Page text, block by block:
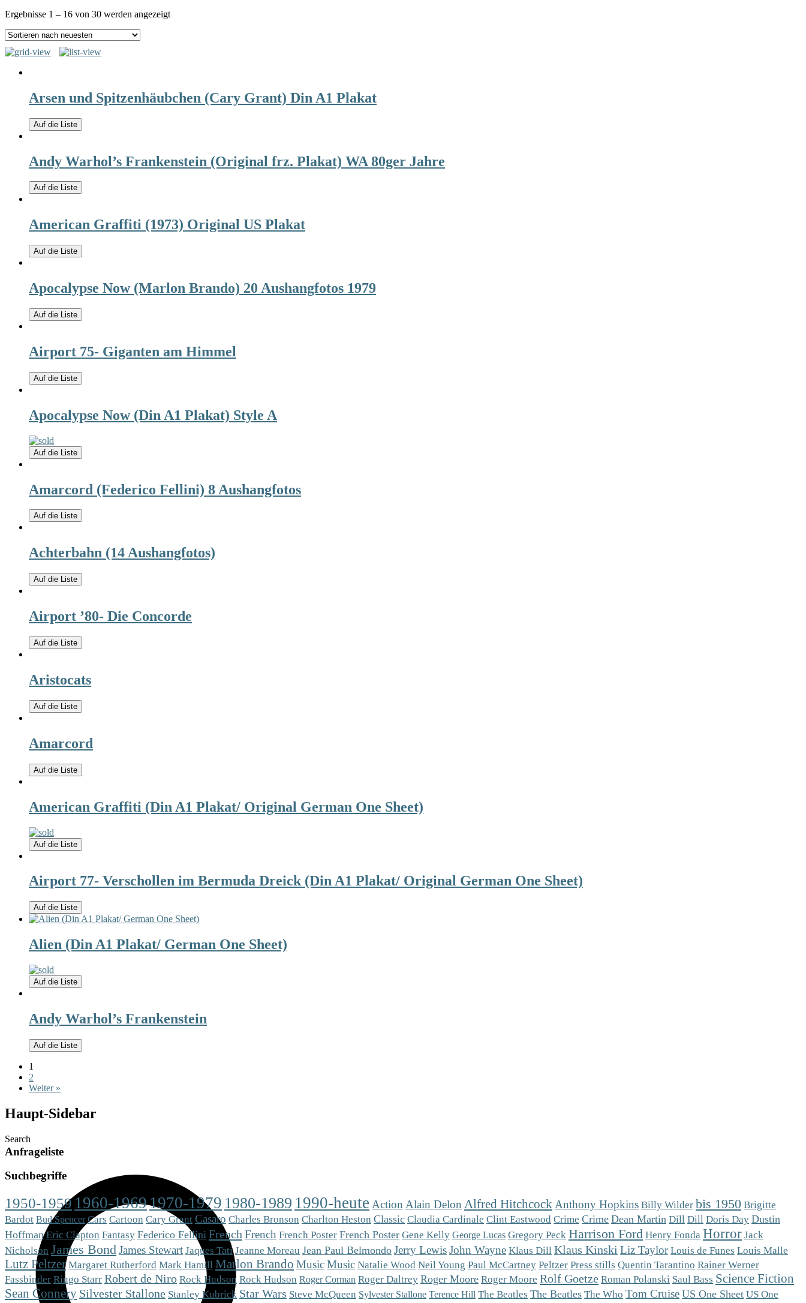
Ergebnisse 1 – 16 von 30 werden angezeigt
Arsen und Spitzenhäubchen (Cary Grant) Din A1 Plakat
Auf die Liste
Andy Warhol’s Frankenstein (Original frz. Plakat) WA 80ger Jahre
Auf die Liste
American Graffiti (1973) Original US Plakat
Auf die Liste
Apocalypse Now (Marlon Brando) 20 Aushangfotos 1979
Auf die Liste
Airport 75- Giganten am Himmel
Auf die Liste
Apocalypse Now (Din A1 Plakat) Style A
Auf die Liste
Amarcord (Federico Fellini) 8 Aushangfotos
Auf die Liste
Achterbahn (14 Aushangfotos)
Auf die Liste
Airport ’80- Die Concorde
Auf die Liste
Aristocats
Auf die Liste
Amarcord
Auf die Liste
American Graffiti (Din A1 Plakat/ Original German One Sheet)
Auf die Liste
Airport 77- Verschollen im Bermuda Dreick (Din A1 Plakat/ Original German One Sheet)
Auf die Liste
Alien (Din A1 Plakat/ German One Sheet)
Auf die Liste
Andy Warhol’s Frankenstein
Auf die Liste
1
2
Weiter »
Haupt-Sidebar
Search
Anfrageliste
Suchbegriffe
1950-1959 1960-19691970-1979 1980-1989 1990-heute Action Alain Delon Alfred Hitchcock Anthony Hopkins Billy Wilder bis 1950 Brigitte
Bardot Bud Spencer Cars Cartoon Cary Grant Casaro Charles Bronson Charlton Heston Classic Claudia Cardinale Clint Eastwood Crime Crime Dean Martin Dill Dill Doris Day Dustin
Hoffman Eric Clapton Fantasy Federico Fellini French French French Poster French Poster Gene Kelly George Lucas Gregory Peck Harrison Ford Henry Fonda Horror Jack
Nicholson James Bond James Stewart Jaques Tati Jeanne Moreau Jean Paul Belmondo Jerry LewisJohn Wayne Klaus Dill Klaus Kinski Liz Taylor Louis de Funes Louis Malle
Lutz Peltzer Margaret Rutherford Mark Hamill Marlon Brando MusicMusic Natalie Wood Neil Young Paul McCartney Peltzer Press stills Quentin Tarantino Rainer Werner
Fassbinder Ringo Starr Robert de Niro Rock Hudson Rock Hudson Roger Corman Roger Daltrey Roger Moore Roger Moore Rolf Goetze Roman Polanski Saul Bass Science Fiction
Sean Connery Silvester Stallone Stanley Kubrick Star Wars Steve McQueen Sylvester Stallone Terence Hill The Beatles The Beatles The Who Tom Cruise US One Sheet US One